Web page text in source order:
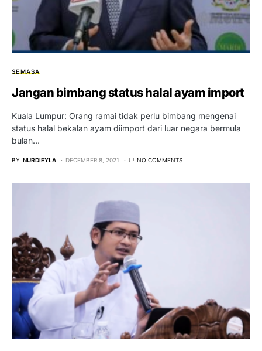
SEMASA
Jangan bimbang status halal ayam import
Kuala Lumpur: Orang ramai tidak perlu bimbang mengenai
status halal bekalan ayam diimport dari luar negara bermula
bulan…
BY NURDIEYLA DECEMBER 8, 2021 NO COMMENTS